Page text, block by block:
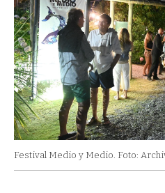
Festival Medio y Medio. Foto: